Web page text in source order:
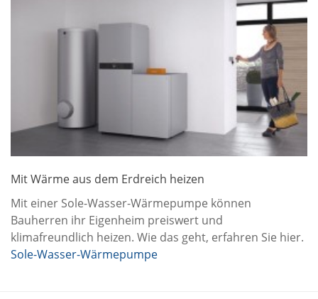
Mit Wärme aus dem Erdreich heizen
Mit einer Sole-Wasser-Wärmepumpe können
Bauherren ihr Eigenheim preiswert und
klimafreundlich heizen. Wie das geht, erfahren Sie hier.
Sole-Wasser-Wärmepumpe